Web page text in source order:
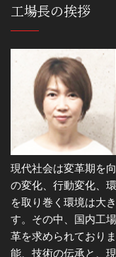
工場長の挨拶
現代社会は変革期を
の変化、行動変化、
を取り巻く環境は大
す。その中、国内工
革を求められており
能、技術の伝承と、